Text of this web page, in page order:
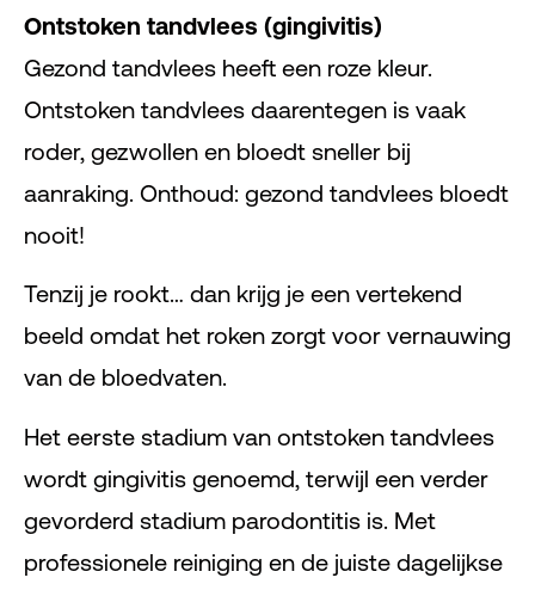
Ontstoken tandvlees (gingivitis)
Gezond tandvlees heeft een roze kleur.
Ontstoken tandvlees daarentegen is vaak
roder, gezwollen en bloedt sneller bij
aanraking. Onthoud: gezond tandvlees bloedt
nooit!
Tenzij je rookt… dan krijg je een vertekend
beeld omdat het roken zorgt voor vernauwing
van de bloedvaten.
Het eerste stadium van ontstoken tandvlees
wordt gingivitis genoemd, terwijl een verder
gevorderd stadium parodontitis is. Met
professionele reiniging en de juiste dagelijkse